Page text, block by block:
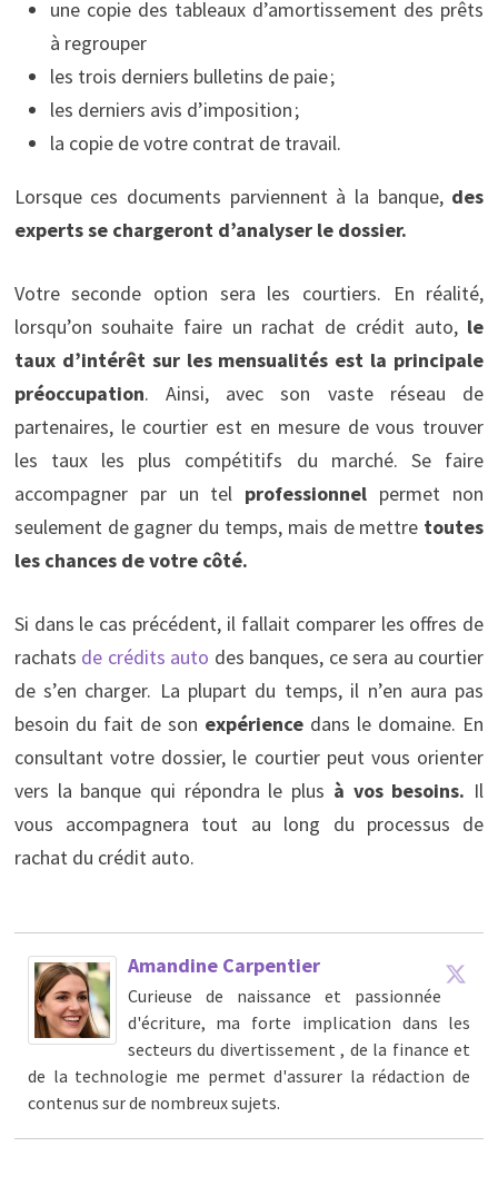
une copie des tableaux d’amortissement des prêts
à regrouper
les trois derniers bulletins de paie ;
les derniers avis d’imposition ;
la copie de votre contrat de travail.
Lorsque ces documents parviennent à la banque, des
experts se chargeront d’analyser le dossier.
Votre seconde option sera les courtiers. En réalité,
lorsqu’on souhaite faire un rachat de crédit auto, le
taux d’intérêt sur les mensualités est la principale
préoccupation. Ainsi, avec son vaste réseau de
partenaires, le courtier est en mesure de vous trouver
les taux les plus compétitifs du marché. Se faire
accompagner par un tel professionnel permet non
seulement de gagner du temps, mais de mettre toutes
les chances de votre côté.
Si dans le cas précédent, il fallait comparer les offres de
rachats de crédits auto des banques, ce sera au courtier
de s’en charger. La plupart du temps, il n’en aura pas
besoin du fait de son expérience dans le domaine. En
consultant votre dossier, le courtier peut vous orienter
vers la banque qui répondra le plus à vos besoins. Il
vous accompagnera tout au long du processus de
rachat du crédit auto.
Amandine Carpentier
Curieuse de naissance et passionnée
d'écriture, ma forte implication dans les
secteurs du divertissement , de la finance et
de la technologie me permet d'assurer la rédaction de
contenus sur de nombreux sujets.